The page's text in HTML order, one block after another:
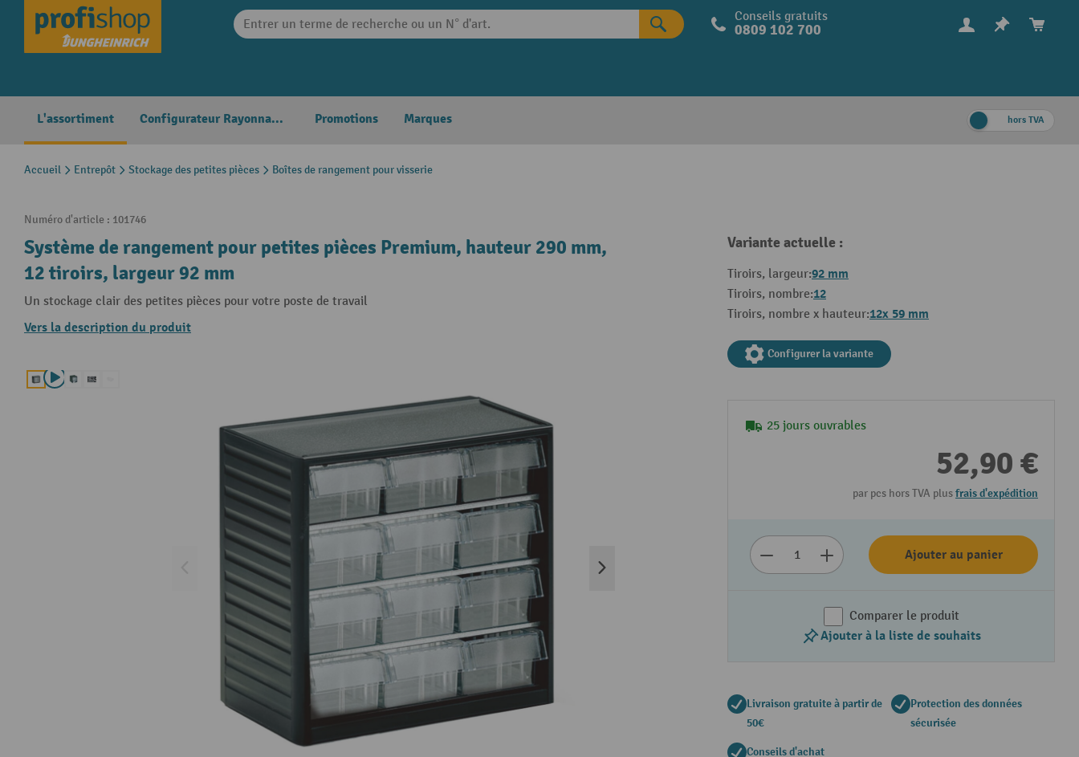
Skip to main navigation Conseils gratuits
0809 102 700
L'assortiment Configurateur Rayonnages Promotions Marques hors TVA
Accueil Entrepôt Stockage des petites pièces Boîtes de rangement pour visserie
Numéro d'article : 101746
Système de rangement pour petites pièces Premium, hauteur 290 mm,
12 tiroirs, largeur 92 mm
Un stockage clair des petites pièces pour votre poste de travail
Vers la description du produit
Lire la vidéo
Variante actuelle :
Tiroirs, largeur:92 mm
Tiroirs, nombre:12
Tiroirs, nombre x hauteur:12x 59 mm
Configurer la variante
25 jours ouvrables
52,90 €
par pcs hors TVA plusfrais d'expédition
Ajouter au panier
Comparer le produit
Ajouter à la liste de souhaits
Livraison gratuite à partir de
50€
Protection des données
sécurisée
Conseils d'achat